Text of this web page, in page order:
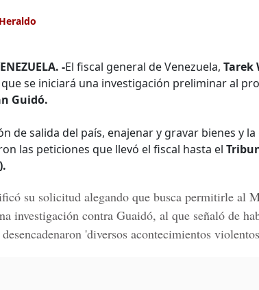
-El fiscal general de Venezuela, Tarek
se iniciará una investigación preliminar al
Guidó.
de salida del país, enajenar y gravar bienes y
las peticiones que llevó el fiscal hasta el
su solicitud alegando que busca permitirle al
investigación contra Guaidó, al que señaló de
'diversos acontecimientos